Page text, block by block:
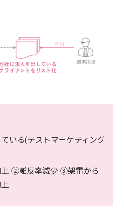
いる(テストマーケティング
②離反率減少 ③架電から